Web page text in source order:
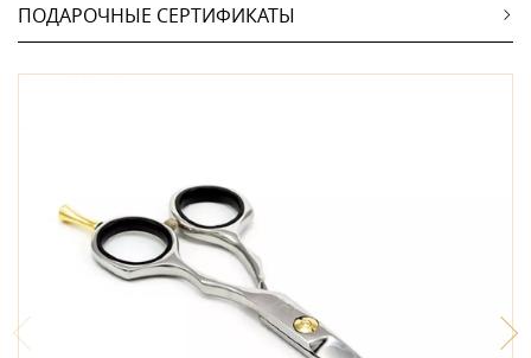
ПОДАРОЧНЫЕ СЕРТИФИКАТЫ